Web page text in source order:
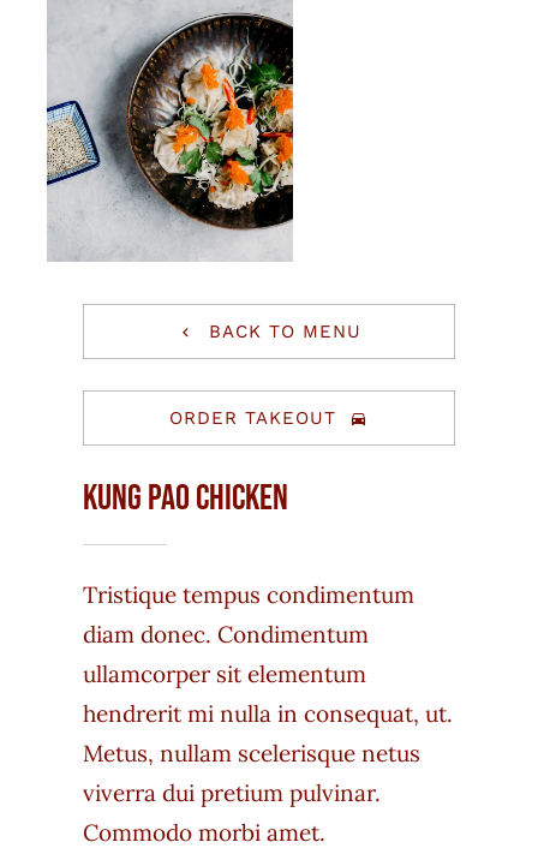
BACK TO MENU
ORDER TAKEOUT
Kung Pao Chicken
Tristique tempus condimentum
diam donec. Condimentum
ullamcorper sit elementum
hendrerit mi nulla in consequat, ut.
Metus, nullam scelerisque netus
viverra dui pretium pulvinar.
Commodo morbi amet.